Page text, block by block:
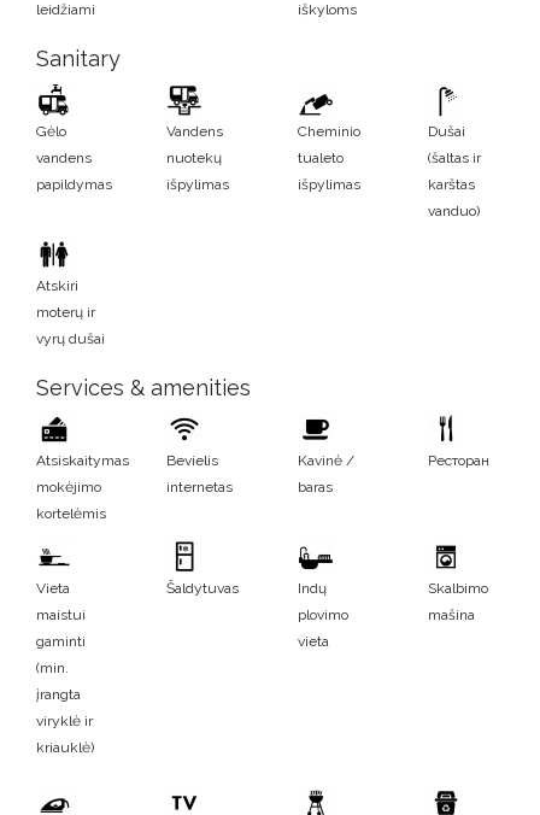
leidžiami
iškyloms
Sanitary
Gėlo
vandens
papildymas
Vandens
nuotekų
išpylimas
Cheminio
tualeto
išpylimas
Dušai
(šaltas ir
karštas
vanduo)
Atskiri
moterų ir
vyrų dušai
Services & amenities
Atsiskaitymas
mokėjimo
kortelėmis
Bevielis
internetas
Kavinė /
baras
Ресторан
Vieta
maistui
gaminti
(min.
įrangta
viryklė ir
kriauklė)
Šaldytuvas
Indų
plovimo
vieta
Skalbimo
mašina